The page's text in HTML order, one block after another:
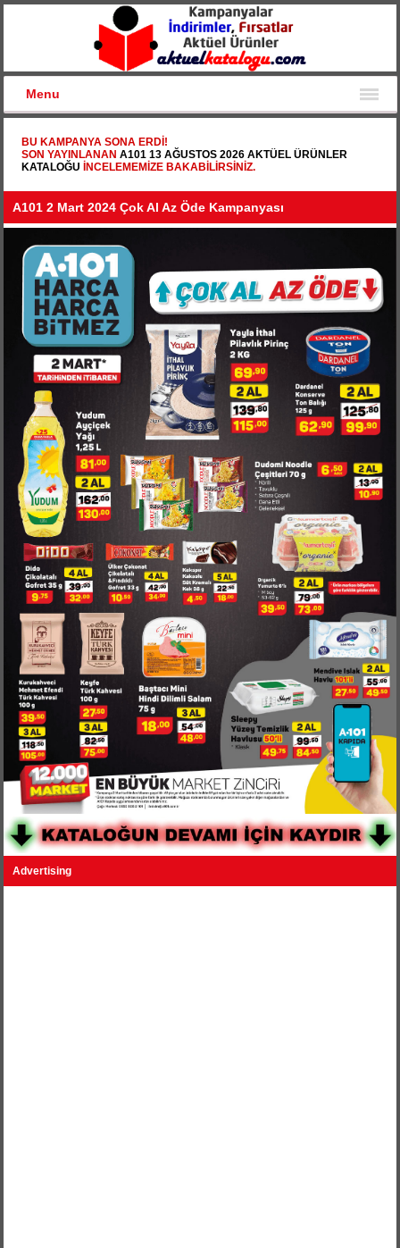
Menu
BU KAMPANYA SONA ERDI!
SON YAYINLANANA101 13 AĞUSTOS 2026 AKTÜEL ÜRÜNLER
KATALOĞU
INCELEMEMIZE BAKABILIRSINIZ.
A101 2 Mart 2024 Çok Al Az Öde Kampanyası
Advertising